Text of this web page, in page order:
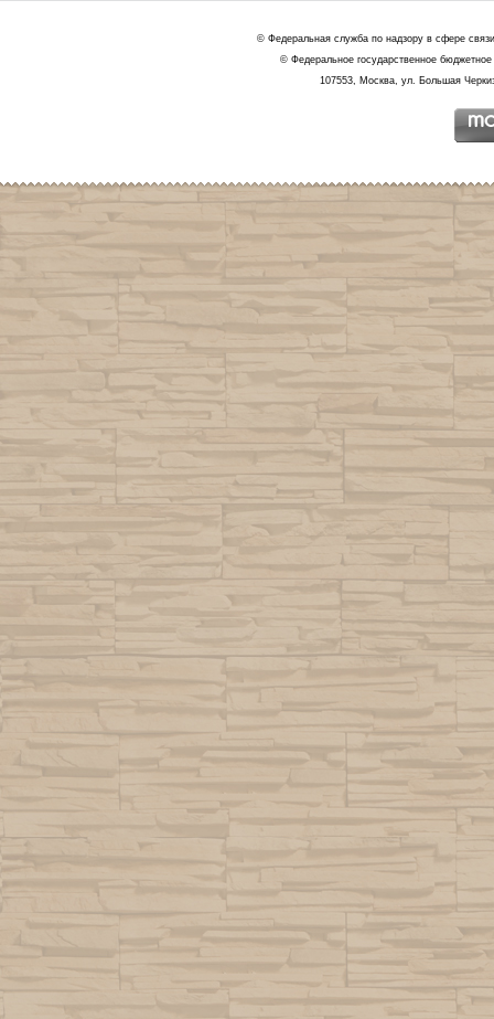
© Федеральная служба по надзору в сфере
© Федеральное государственное
107553, Москва, ул. Большая